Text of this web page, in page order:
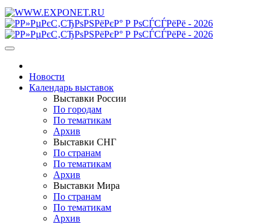
Новости
Календарь выставок
Выставки России
По городам
По тематикам
Архив
Выставки СНГ
По странам
По тематикам
Архив
Выставки Мира
По странам
По тематикам
Архив